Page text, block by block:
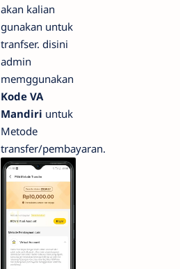
akan kalian
gunakan untuk
tranfser. disini
admin
memggunakan
Kode VA
Mandiri untuk
Metode
transfer/pembayaran.